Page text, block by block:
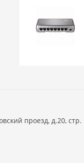
проезд, д.20, стр.